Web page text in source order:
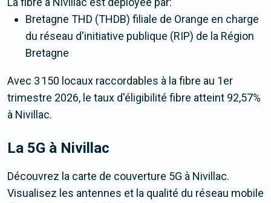
Bretagne THD (THDB) filiale de Orange en charge
du réseau d'initiative publique (RIP) de la Région
Bretagne
Avec 3 150 locaux raccordables à la fibre au 1er
trimestre 2026, le taux d'éligibilité fibre atteint 92,57%
à Nivillac.
La 5G à Nivillac
Découvrez la carte de couverture 5G à Nivillac.
Visualisez les antennes et la qualité du réseau mobile